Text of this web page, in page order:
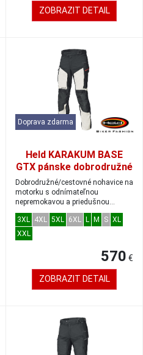
ZOBRAZIT DETAIL
Doprava zdarma
Held KARAKUM BASE
GTX pánske dobrodružné
GoreTex nohavice sivá/
čierna
Dobrodružné/cestovné nohavice na
motorku s odnímateľnou
nepremokavou a priedušnou
membránou GORE-TEX...
3XL 4XL 5XL 6XL L M S XL
XXL
570 €
ZOBRAZIT DETAIL